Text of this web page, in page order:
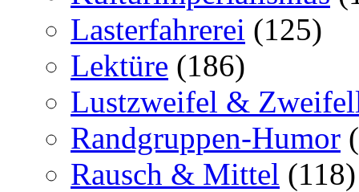
Lasterfahrerei (125)
Lektüre (186)
Lustzweifel &
Randgruppen-Humor
Rausch & Mittel (118)